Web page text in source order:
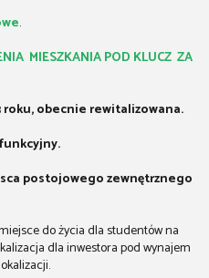
.
MIESZKANIA POD KLUCZ ZA
roku, obecnie rewitalizowana.
postojowego zewnętrznego
do życia dla studentów na
dla inwestora pod wynajem